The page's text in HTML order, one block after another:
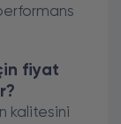
fiyat
kalitesini